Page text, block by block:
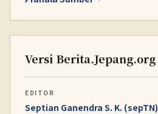
Versi Berita.Jepang.org
EDITOR
Septian Ganendra S. K. (sepTN)